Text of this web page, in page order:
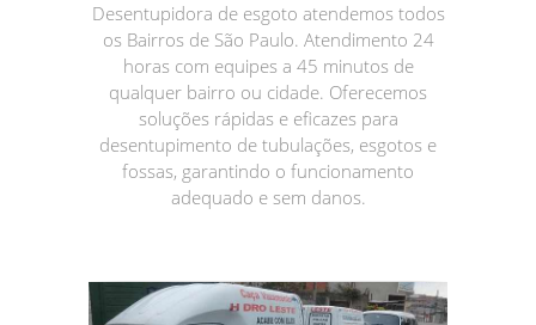
Desentupidora de esgoto atendemos todos
os Bairros de São Paulo. Atendimento 24
horas com equipes a 45 minutos de
qualquer bairro ou cidade. Oferecemos
soluções rápidas e eficazes para
desentupimento de tubulações, esgotos e
fossas, garantindo o funcionamento
adequado e sem danos.